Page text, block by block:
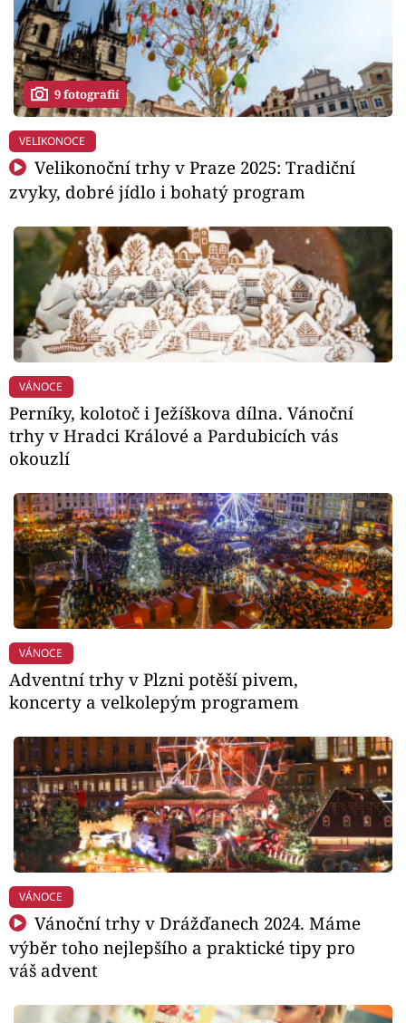
9 fotografií
VELIKONOCE
Velikonoční trhy v Praze 2025: Tradiční
zvyky, dobré jídlo i bohatý program
VÁNOCE
Perníky, kolotoč i Ježíškova dílna. Vánoční
trhy v Hradci Králové a Pardubicích vás
okouzlí
VÁNOCE
Adventní trhy v Plzni potěší pivem,
koncerty a velkolepým programem
VÁNOCE
Vánoční trhy v Drážďanech 2024. Máme
výběr toho nejlepšího a praktické tipy pro
váš advent